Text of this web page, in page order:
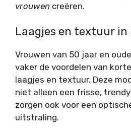
vrouwen creëren.
Laagjes en textuur in
Vrouwen van 50 jaar en
vaker de voordelen van
laagjes en textuur. Deze
niet alleen een frisse,
zorgen ook voor een
uitstraling.